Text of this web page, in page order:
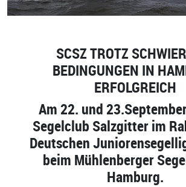
SCSZ TROTZ
BEDINGUNGEN IN
ERFOLGREICH
Am 22. und
Segelclub Salzgitter im
Deutschen
beim Mühlenberger
Hamburg.